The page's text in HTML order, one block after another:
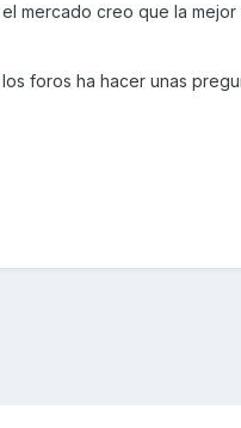
mercado creo que la
foros ha hacer unas